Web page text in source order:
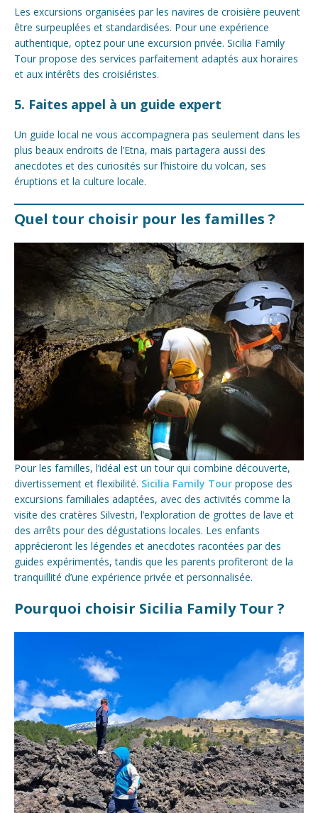
Les excursions organisées par les navires de croisière peuvent
être surpeuplées et standardisées. Pour une expérience
authentique, optez pour une excursion privée. Sicilia Family
Tour propose des services parfaitement adaptés aux horaires
et aux intérêts des croisiéristes.
5. Faites appel à un guide expert
Un guide local ne vous accompagnera pas seulement dans les
plus beaux endroits de l’Etna, mais partagera aussi des
anecdotes et des curiosités sur l’histoire du volcan, ses
éruptions et la culture locale.
Quel tour choisir pour les familles ?
Pour les familles, l’idéal est un tour qui combine découverte,
divertissement et flexibilité. Sicilia Family Tour propose des
excursions familiales adaptées, avec des activités comme la
visite des cratères Silvestri, l’exploration de grottes de lave et
des arrêts pour des dégustations locales. Les enfants
apprécieront les légendes et anecdotes racontées par des
guides expérimentés, tandis que les parents profiteront de la
tranquillité d’une expérience privée et personnalisée.
Pourquoi choisir Sicilia Family Tour ?